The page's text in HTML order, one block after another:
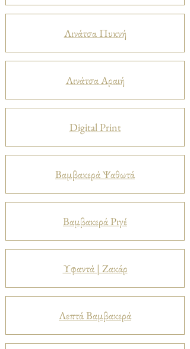
Λινάτσα Πυκνή
Λινάτσα Αραιή
Digital Print
Βαμβακερά Ψαθωτά
Βαμβακερά Ριγέ
Υφαντά | Ζακάρ
Λεπτά Βαμβακερά